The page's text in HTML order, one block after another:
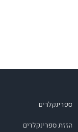
ספרינקלרים
הזזת ספרינקלרים